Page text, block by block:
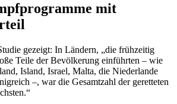
mit
gezeigt: In Ländern, „die frühzeitig
Teile der Bevölkerung einführten – wie
Island, Israel, Malta, die Niederlande
–, war die Gesamtzahl der geretteten